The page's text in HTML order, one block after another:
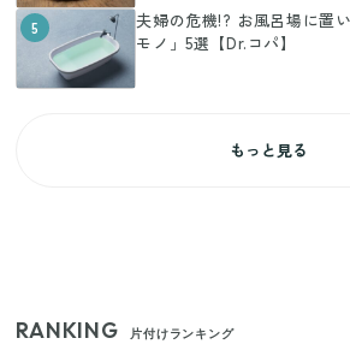
5
夫婦の危機!? お風呂場に置
モノ」5選【Dr.コパ】
もっと見る
RANKING 片付けランキング